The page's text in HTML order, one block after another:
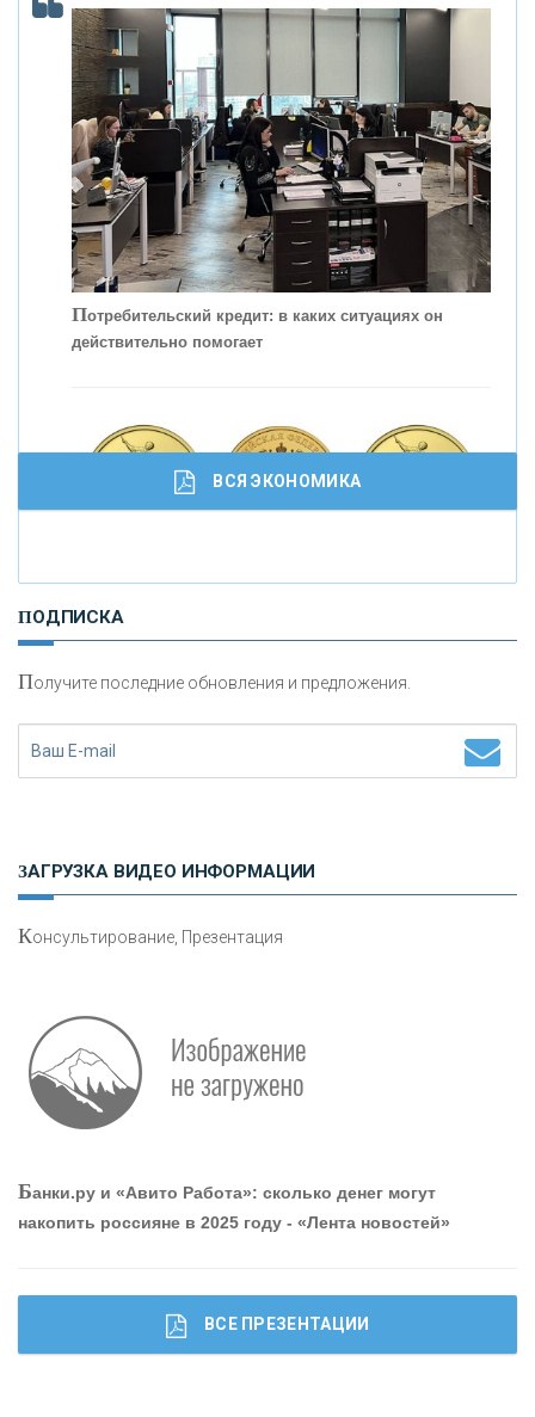
КОНТАКТЫ
привлечь и удержать персонал - «Интервью»
Потребительский кредит: в каких ситуациях он
действительно помогает
И
сохранения и увеличения капитала
ВСЯ ЭКОНОМИКА
ПОДПИСКА
Получите последние обновления и предложения.
ЗАГРУЗКА ВИДЕО ИНФОРМАЦИИ
Консультирование, Презентация
Банки.ру и «Авито Работа»: сколько денег могут
накопить россияне в 2025 году - «Лента новостей»
ВСЕ ПРЕЗЕНТАЦИИ